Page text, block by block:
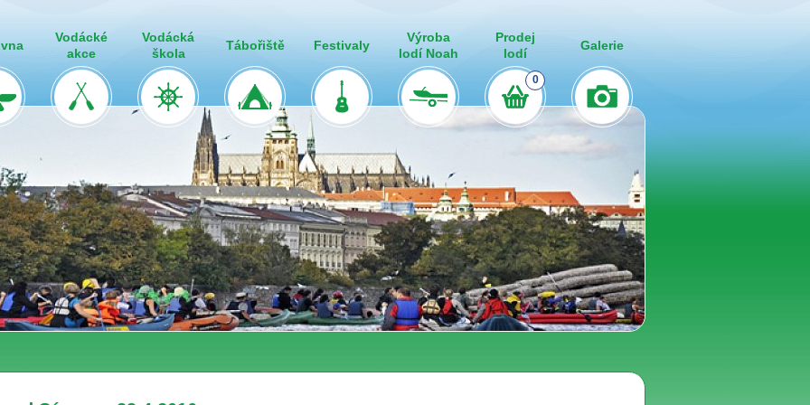
Vodácké
akce
Vodácká
škola
Tábořiště Festivaly
Výroba
lodí Noah
Prodej
lodí
0
Galerie